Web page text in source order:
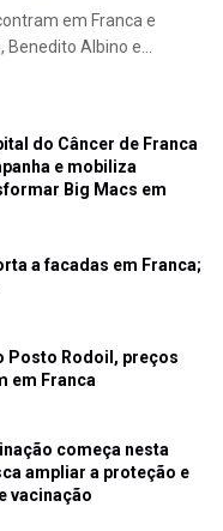
em Franca e
Albino e...
do Câncer de Franca
e mobiliza
Big Macs em
a facadas em Franca;
Posto Rodoil, preços
em Franca
começa nesta
ampliar a proteção e
vacinação